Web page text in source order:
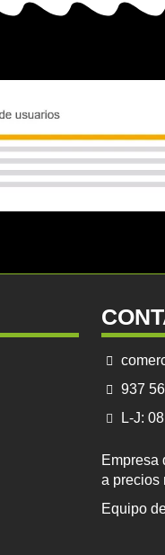
937
L-J:
Empresa
a precios
Equipo